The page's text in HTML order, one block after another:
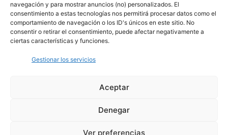
navegación y para mostrar anuncios (no) personalizados. El
consentimiento a estas tecnologías nos permitirá procesar datos como el
comportamiento de navegación o los ID's únicos en este sitio. No
consentir o retirar el consentimiento, puede afectar negativamente a
ciertas características y funciones.
Gestionar los servicios
Aceptar
Denegar
Ver preferencias